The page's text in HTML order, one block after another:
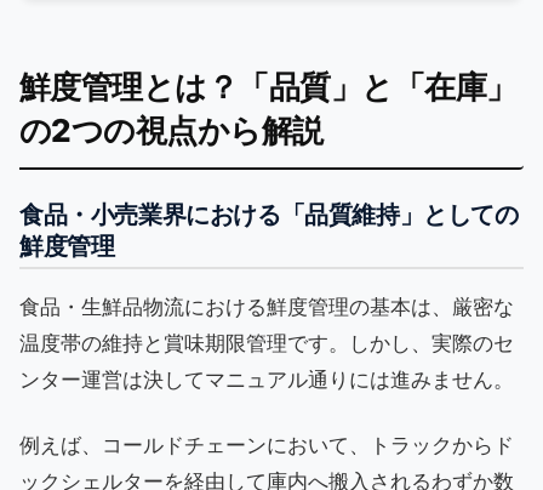
鮮度管理とは？「品質」と「在庫」
の2つの視点から解説
食品・小売業界における「品質維持」としての
鮮度管理
食品・生鮮品物流における鮮度管理の基本は、厳密な
温度帯の維持と賞味期限管理です。しかし、実際のセ
ンター運営は決してマニュアル通りには進みません。
例えば、コールドチェーンにおいて、トラックからド
ックシェルターを経由して庫内へ搬入されるわずか数